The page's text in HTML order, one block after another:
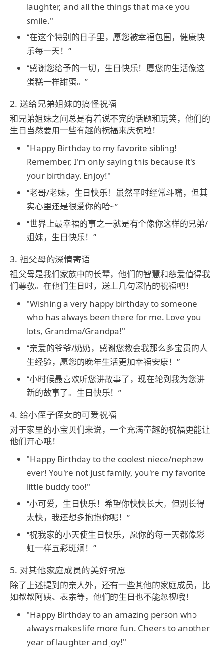
laughter, and all the things that make you
smile."
“在这个特别的日子里，愿您被幸福包围，健康快
乐每一天！”
“感谢您给予的一切，生日快乐！愿您的生活像这
蛋糕一样甜蜜。”
2. 送给兄弟姐妹的搞怪祝福
和兄弟姐妹之间总是有着说不完的话题和玩笑，他们的
生日当然要用一些有趣的祝福来庆祝啦！
"Happy Birthday to my favorite sibling!
Remember, I'm only saying this because it's
your birthday. Enjoy!"
“老哥/老妹，生日快乐！虽然平时经常斗嘴，但其
实心里还是很爱你的哈~”
“世界上最幸福的事之一就是有个像你这样的兄弟/
姐妹，生日快乐！”
3. 祖父母的深情寄语
祖父母是我们家族中的长辈，他们的智慧和慈爱值得我
们尊敬。在他们生日时，送上几句深情的祝福吧！
"Wishing a very happy birthday to someone
who has always been there for me. Love you
lots, Grandma/Grandpa!"
“亲爱的爷爷/奶奶，感谢您教会我那么多宝贵的人
生经验，愿您的晚年生活更加幸福安康！”
“小时候最喜欢听您讲故事了，现在轮到我为您讲
新的故事了。生日快乐！”
4. 给小侄子侄女的可爱祝福
对于家里的小宝贝们来说，一个充满童趣的祝福更能让
他们开心哦！
"Happy Birthday to the coolest niece/nephew
ever! You're not just family, you're my favorite
little buddy too!"
“小可爱，生日快乐！希望你快快长大，但别长得
太快，我还想多抱抱你呢！”
“祝我家的小天使生日快乐，愿你的每一天都像彩
虹一样五彩斑斓！”
5. 对其他家庭成员的美好祝愿
除了上述提到的亲人外，还有一些其他的家庭成员，比
如叔叔阿姨、表亲等，他们的生日也不能忽视哦！
"Happy Birthday to an amazing person who
always makes life more fun. Cheers to another
year of laughter and joy!"